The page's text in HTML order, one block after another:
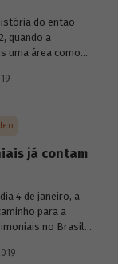
a sua
do então
quando a
uma área como
sociais, ao
ter se agravado
e
Conheça um
instituição na
ao longo de
já contam
4 de janeiro, a
para a
no Brasil.
tema e